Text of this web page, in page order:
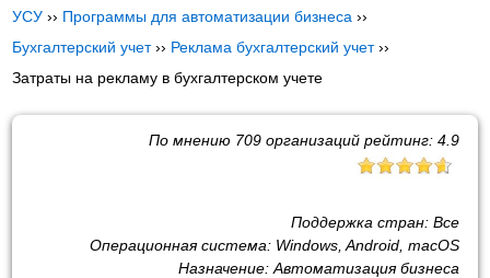
УСУ ›› Программы для автоматизации бизнеса ››
Бухгалтерский учет›› Реклама бухгалтерский учет››
Затраты на рекламу в бухгалтерском учете
По мнению 709организаций рейтинг: 4.9
Поддержка стран: Все
Операционная система: Windows, Android, macOS
Назначение: Автоматизация бизнеса